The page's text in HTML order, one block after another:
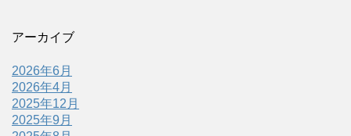
アーカイブ
2026年6月
2026年4月
2025年12月
2025年9月